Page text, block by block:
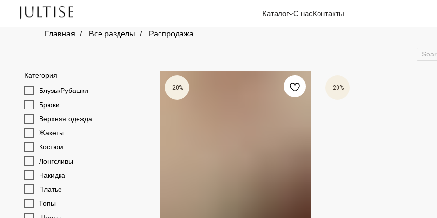
Каталог О насКонтакты
Главная / Все разделы / Распродажа
Категория
Блузы/Рубашки
Брюки
Верхняя одежда
Жакеты
Костюм
Лонгсливы
Накидка
Платье
Топы
-20% -20%